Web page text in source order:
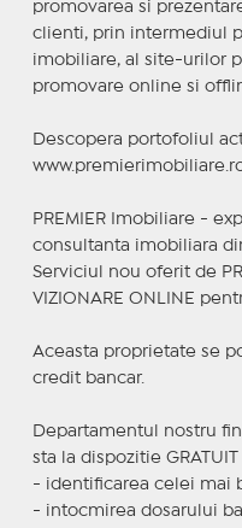
promovarea si
clienti, prin intermediul
imobiliare, al site-urilor
promovare online si
Descopera portofoliul
PREMIER Imobiliare -
consultanta imobiliara din
Serviciul nou oferit de
VIZIONARE ONLINE
Aceasta proprietate se
credit bancar.
Departamentul nostru
sta la dispozitie
- identificarea celei mai
- intocmirea dosarului